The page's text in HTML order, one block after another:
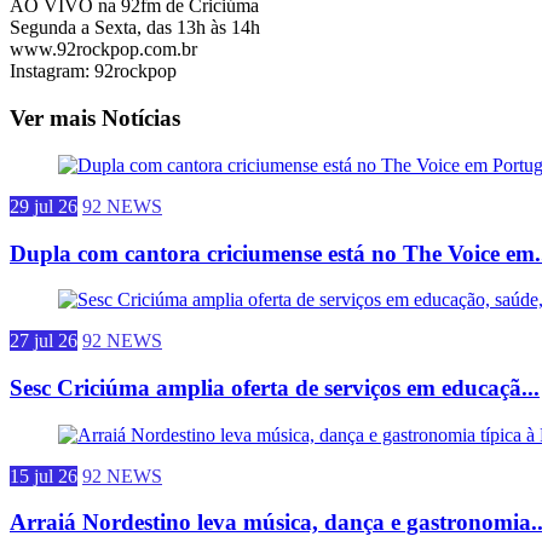
AO VIVO na 92fm de Criciúma
Segunda a Sexta, das 13h às 14h
www.92rockpop.com.br
Instagram: 92rockpop
Ver mais Notícias
29 jul 26 92 NEWS
Dupla com cantora criciumense está no The Voice
27 jul 26 92 NEWS
Sesc Criciúma amplia oferta de serviços em educaçã...
15 jul 26 92 NEWS
Arraiá Nordestino leva música, dança e